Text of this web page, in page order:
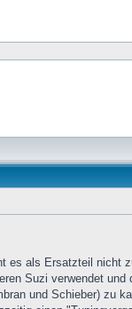
es als Ersatzteil nicht
Suzi verwendet
und Schieber) zu